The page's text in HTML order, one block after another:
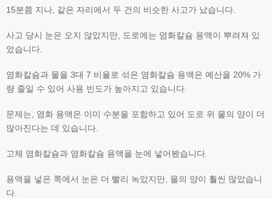
15분쯤 지나, 같은 자리에서 두 건의 비슷한 사고가 났습니다.
사고 당시 눈은 오지 않았지만, 도로에는 염화칼슘 용액이 뿌려져 있
었습니다.
염화칼슘과 물을 3대 7 비율로 섞은 염화칼슘 용액은 예산을 20% 가
량 줄일 수 있어 사용 빈도가 높아지고 있습니다.
문제는, 염화 용액은 이미 수분을 포함하고 있어 도로 위 물의 양이 더
많아진다는 데 있습니다.
고체 염화칼슘과 염화칼슘 용액을 눈에 넣어봤습니다.
용액을 넣은 쪽에서 눈은 더 빨리 녹았지만, 물의 양이 훨씬 많았습니
다.